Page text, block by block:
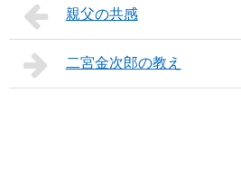
親父の共感
二宮金次郎の教え